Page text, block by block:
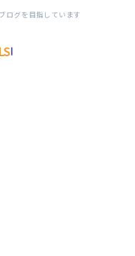
ログを目指しています